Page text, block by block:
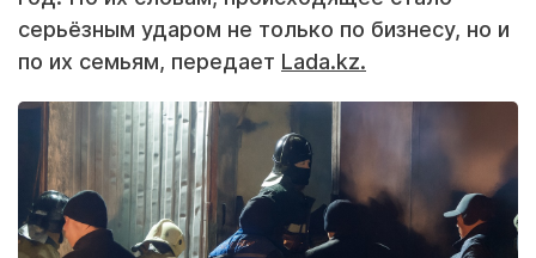
серьёзным ударом не только по бизнесу, но и
по их семьям, передает Lada.kz.